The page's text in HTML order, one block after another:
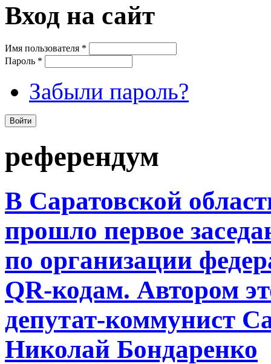
Вход на сайт
Имя пользователя *
Пароль *
Забыли пароль?
референдум
В Саратовской
прошло первое
по организации
QR-кодам. Автором
депутат-коммунист
Николай Бондаренко